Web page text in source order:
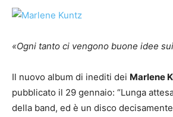
«Ogni tanto ci vengono buone idee
Il nuovo album di inediti dei Marlene
pubblicato il 29 gennaio: “Lunga
della band, ed è un disco